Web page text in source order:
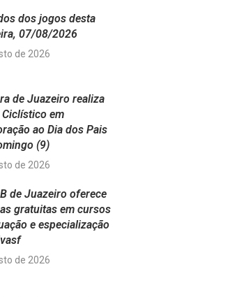
dos jogos desta
07/08/2026
de 2026
de Juazeiro realiza
em
ao Dia dos Pais
(9)
de 2026
de Juazeiro oferece
gratuitas em cursos
e especialização
de 2026